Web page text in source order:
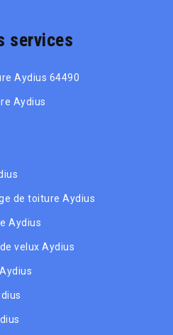
services
Aydius 64490
Aydius
de toiture Aydius
Aydius
velux Aydius